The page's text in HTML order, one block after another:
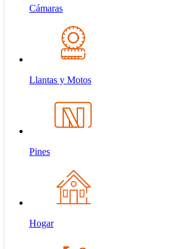
Cámaras
Llantas y Motos
Pines
Hogar